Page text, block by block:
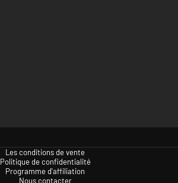
Les conditions de vente
Politique de confidentialité
Programme d'affiliation
Nous contacter